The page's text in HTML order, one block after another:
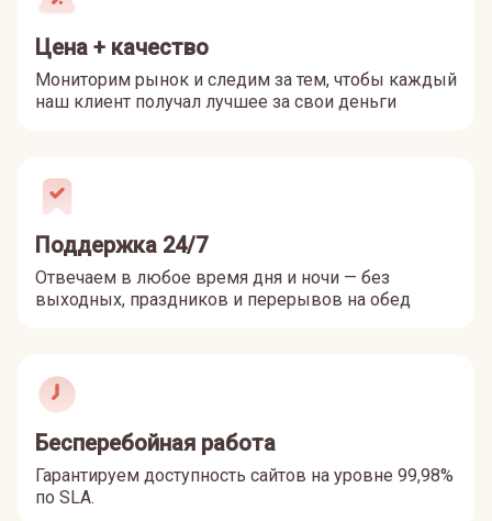
Цена + качество
Мониторим рынок и следим за тем, чтобы каждый
наш клиент получал лучшее за свои деньги
Поддержка 24/7
Отвечаем в любое время дня и ночи — без
выходных, праздников и перерывов на обед
Бесперебойная работа
Гарантируем доступность сайтов на уровне 99,98%
по SLA.